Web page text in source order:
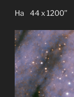
Ha 44 x 1200’’